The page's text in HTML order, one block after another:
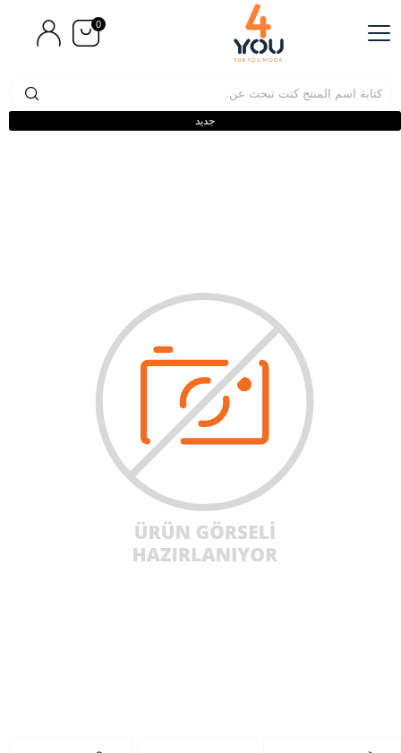
0
جديد